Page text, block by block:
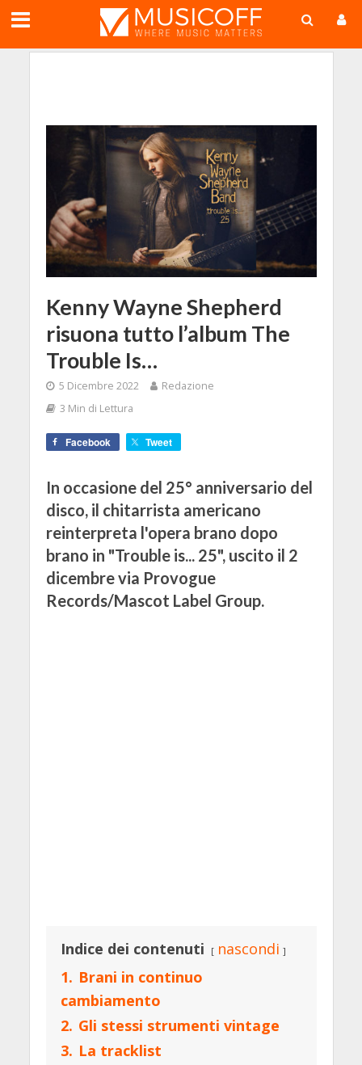
Kenny Wayne Shepherd
risuona tutto l’album The
Trouble Is…
5 Dicembre 2022
Redazione
3 Min di Lettura
Facebook Tweet
In occasione del 25° anniversario del
disco, il chitarrista americano
reinterpreta l'opera brano dopo
brano in "Trouble is... 25", uscito il 2
dicembre via Provogue
Records/Mascot Label Group.
Indice dei contenuti
nascondi
1. Brani in continuo
cambiamento
2. Gli stessi strumenti vintage
3. La tracklist